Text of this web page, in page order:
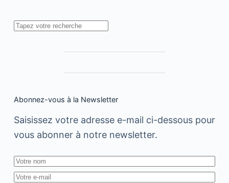
marocain
Rechercher
Abonnez-vous à la Newsletter
Saisissez votre adresse e-mail ci-dessous pour
vous abonner à notre newsletter.